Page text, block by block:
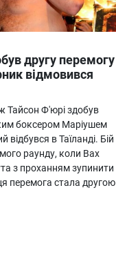
другу перемогу
відмовився
Тайсон Ф'юрі здобув
боксером Маріушем
в Таїланді. Бій
раунду, коли Вах
з проханням зупинити
перемога стала другою